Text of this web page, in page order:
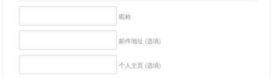
昵称
邮件地址 (选填)
个人主页 (选填)